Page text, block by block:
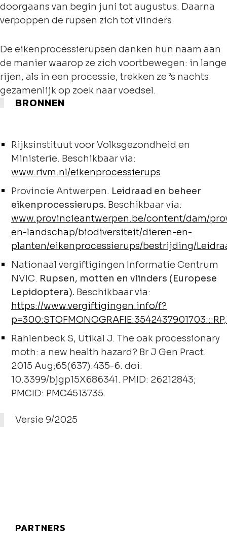
doorgaans van begin juni tot augustus. Daarna
verpoppen de rupsen zich tot vlinders.
De eikenprocessierupsen danken hun naam aan
de manier waarop ze zich voortbewegen: in lange
rijen, als in een processie, trekken ze ’s nachts
gezamenlijk op zoek naar voedsel.
BRONNEN
Rijksinstituut voor Volksgezondheid en
Ministerie. Beschikbaar via:
www.rivm.nl/eikenprocessierups
Provincie Antwerpen. Leidraad en beheer
eikenprocessierups. Beschikbaar via:
www.provincieantwerpen.be/content/dam/
en-landschap/biodiversiteit/dieren-en-
planten/eikenprocessierups/bestrijding/
Nationaal vergiftigingen Informatie Centrum
NVIC. Rupsen, motten en vlinders (Europese
Lepidoptera). Beschikbaar via:
https://www.vergiftigingen.info/f?
Rahlenbeck S, Utikal J. The oak processionary
moth: a new health hazard? Br J Gen Pract.
2015 Aug;65(637):435-6. doi:
10.3399/bjgp15X686341. PMID: 26212843;
PMCID: PMC4513735.
Versie 9/2025
PARTNERS